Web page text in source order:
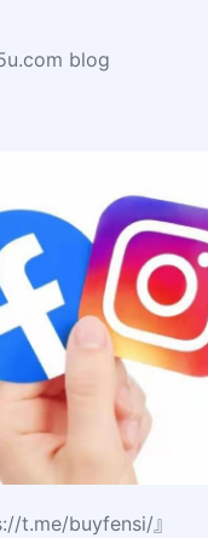
blog
t.me/buyfensi/』